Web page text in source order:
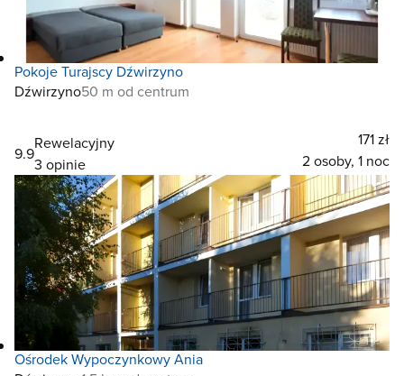
Pokoje Turajscy Dźwirzyno
Dźwirzyno50 m od centrum
9.9
Rewelacyjny
3 opinie
171 zł
2 osoby, 1 noc
Ośrodek Wypoczynkowy Ania